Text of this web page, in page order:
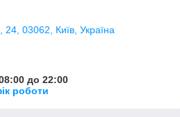
24, 03062, Київ, Україна
до 22:00
роботи